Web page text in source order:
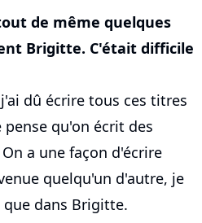
de même quelques
Brigitte. C'était difficile
dû écrire tous ces titres
pense qu'on écrit des
a une façon d'écrire
quelqu'un d'autre, je
dans Brigitte.